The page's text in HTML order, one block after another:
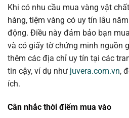
Khi có nhu cầu mua vàng vật
hàng, tiệm vàng có uy tín lâu
động. Điều này đảm bảo bạn
và có giấy tờ chứng minh nguồn
thêm các địa chỉ uy tín tại các
tin cậy, ví dụ như juvera.com.vn,
ích.
Cân nhắc thời điểm mua vào